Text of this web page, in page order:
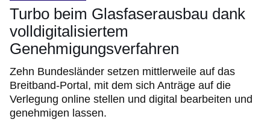
Turbo beim Glasfaserausbau dank
volldigitalisiertem
Genehmigungsverfahren
Zehn Bundesländer setzen mittlerweile auf das
Breitband-Portal, mit dem sich Anträge auf die
Verlegung online stellen und digital bearbeiten und
genehmigen lassen.